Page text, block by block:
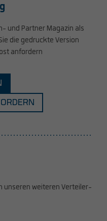
und Partner Magazin als
die gedruckte Version
anfordern
unseren weiteren Verteiler-